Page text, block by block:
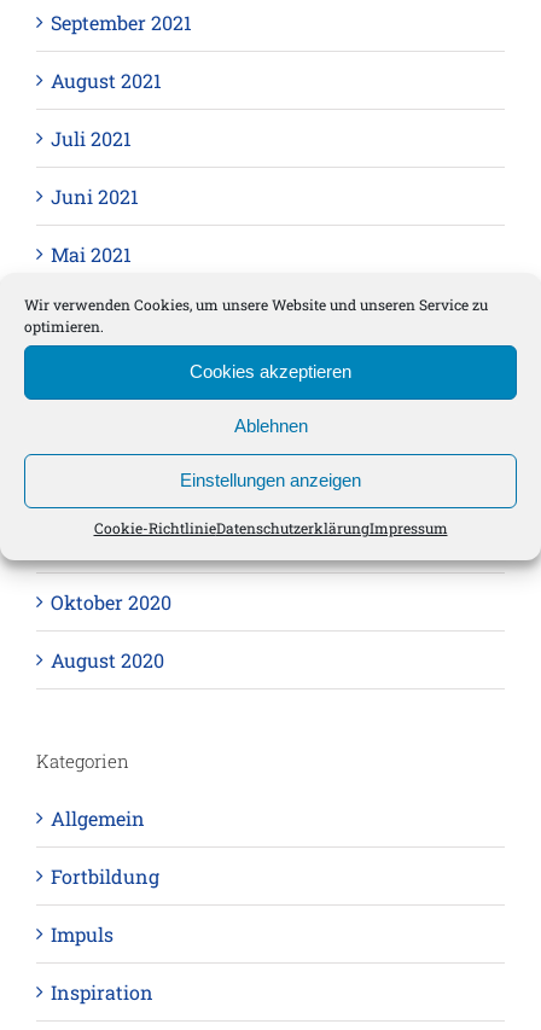
Wir verwenden Cookies, um unsere Website und unseren Service zu
optimieren.
Cookies akzeptieren
Ablehnen
Einstellungen anzeigen
Cookie-RichtlinieDatenschutzerklärungImpressum
September 2021
August 2021
Juli 2021
Juni 2021
Mai 2021
April 2021
November 2020
Oktober 2020
August 2020
Kategorien
Allgemein
Fortbildung
Impuls
Inspiration